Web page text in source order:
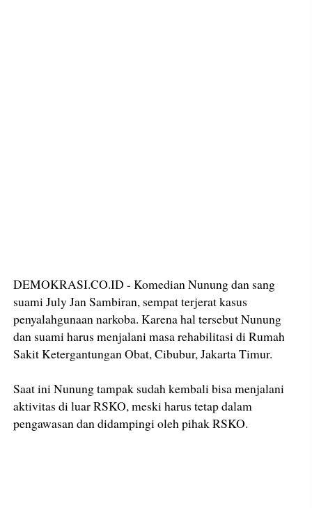
DEMOKRASI.CO.ID - Komedian Nunung dan sang
suami July Jan Sambiran, sempat terjerat kasus
penyalahgunaan narkoba. Karena hal tersebut Nunung
dan suami harus menjalani masa rehabilitasi di Rumah
Sakit Ketergantungan Obat, Cibubur, Jakarta Timur.
Saat ini Nunung tampak sudah kembali bisa menjalani
aktivitas di luar RSKO, meski harus tetap dalam
pengawasan dan didampingi oleh pihak RSKO.